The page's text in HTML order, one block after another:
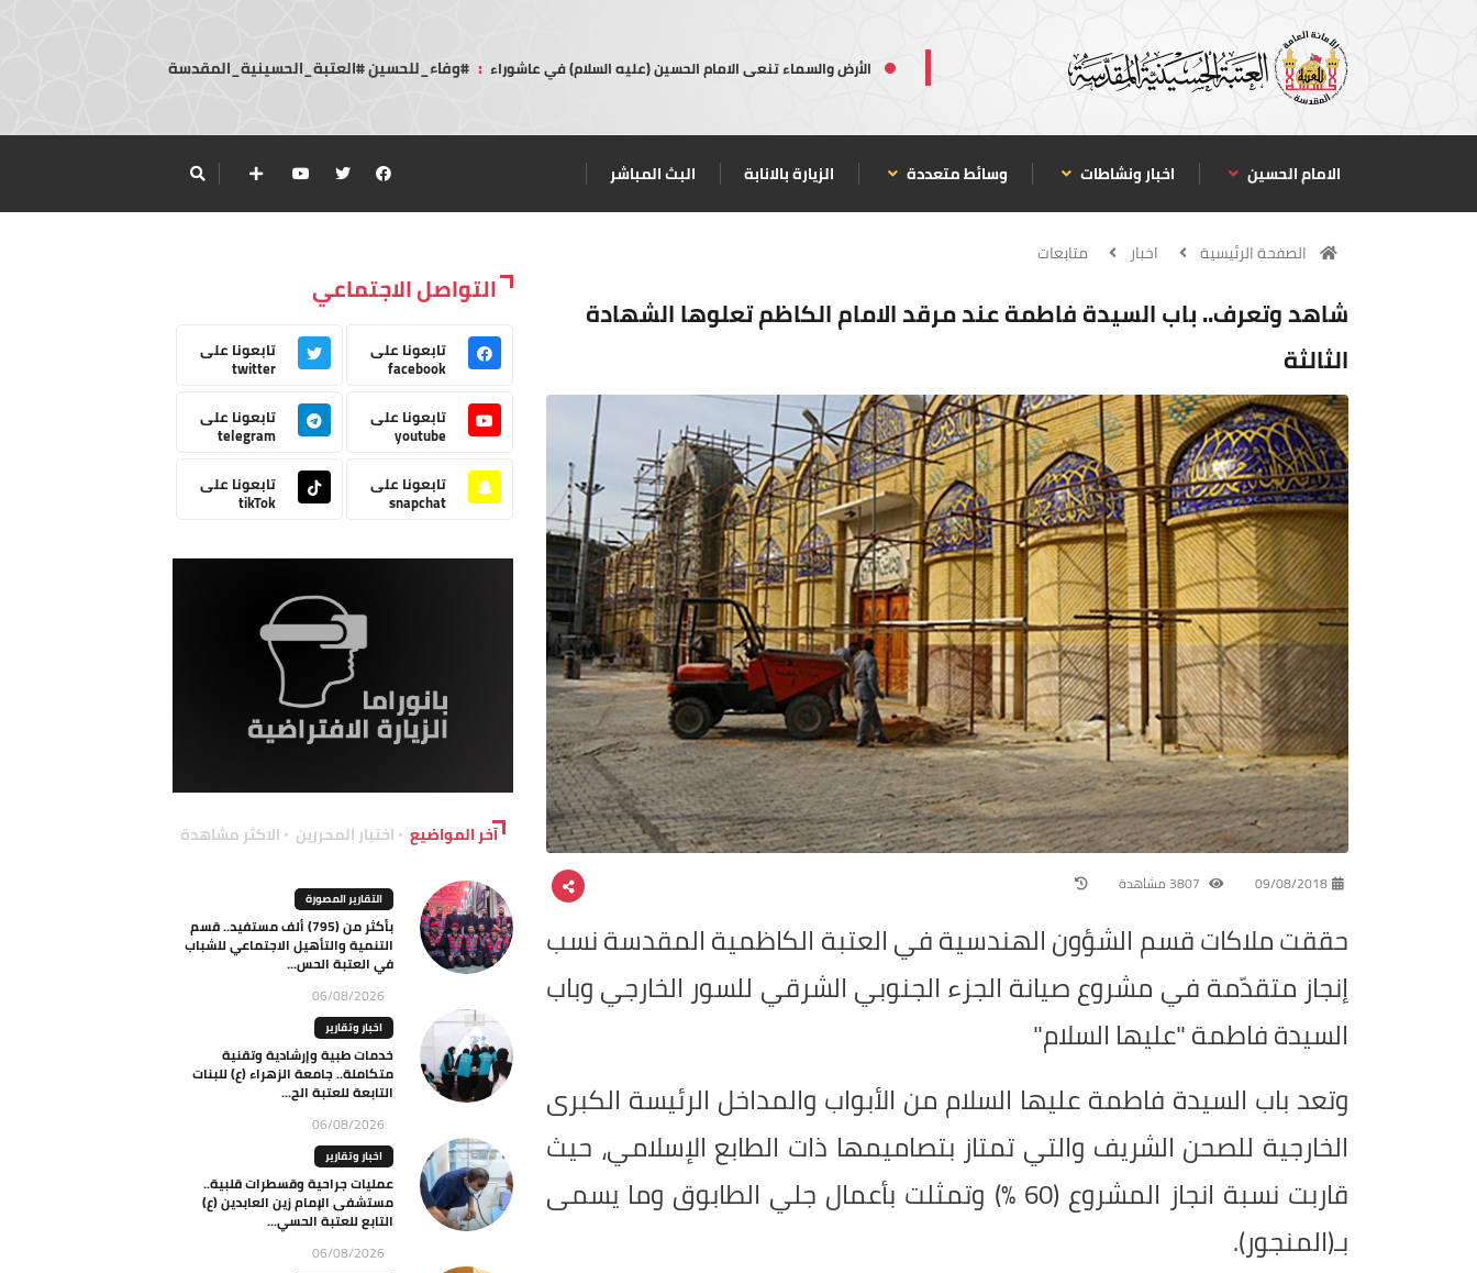
الأرض والسماء تنعى الامام الحسين (عليه السلام) في عاشوراء : #وفاء_للحسين #العتبة_الحسينية_المقدسة
الامام الحسين اخبار ونشاطات وسائط متعددة الزيارة بالانابة البث المباشر
الصفحة الرئيسية اخبار متابعات
شاهد وتعرف.. باب السيدة فاطمة عند مرقد الامام الكاظم تعلوها الشهادة
الثالثة
09/08/2018
حققت ملاكات قسم الشؤون الهندسية في العتبة الكاظمية المقدسة نسب
إنجاز متقدّمة في مشروع صيانة الجزء الجنوبي الشرقي للسور الخارجي وباب
السيدة فاطمة "عليها السلام"
وتعد باب السيدة فاطمة عليها السلام من الأبواب والمداخل الرئيسة الكبرى
الخارجية للصحن الشريف والتي تمتاز بتصاميمها ذات الطابع الإسلامي، حيث
قاربت نسبة انجاز المشروع (60 %) وتمثلت بأعمال جلي الطابوق وما يسمى
بـ(المنجور).
التواصل الاجتماعي
تابعونا على
facebook
تابعونا على
twitter
تابعونا على
youtube
تابعونا على
telegram
تابعونا على
snapchat
تابعونا على
tikTok
آخر المواضيع اختيار المحررين الاكثر مشاهدة
التقارير المصورة
بأكثر من (795) ألف مستفيد.. قسم
التنمية والتأهيل الاجتماعي للشباب
في العتبة الحس...
06/08/2026
اخبار وتقارير
خدمات طبية وإرشادية وتقنية
متكاملة.. جامعة الزهراء (ع) للبنات
التابعة للعتبة الح...
06/08/2026
اخبار وتقارير
عمليات جراحية وقسطرات قلبية..
مستشفى الإمام زين العابدين (ع)
التابع للعتبة الحسي...
06/08/2026